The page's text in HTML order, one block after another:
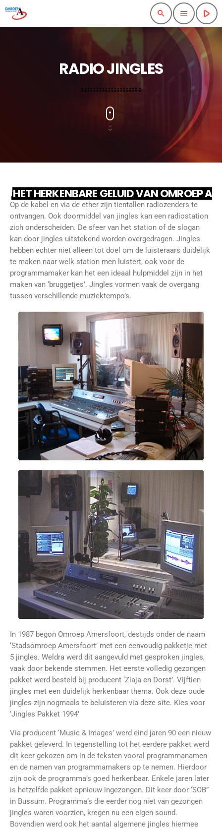
search menu play_arrow
RADIO JINGLES
HET HERKENBARE GELUID VAN OMROEP
Op de kabel en via de ether zijn tientallen radiozenders te
ontvangen. Ook doormiddel van jingles kan een radiostation
zich onderscheiden. De sfeer van het station of de slogan
kan door jingles uitstekend worden overgedragen. Jingles
hebben echter niet alleen tot doel om de luisteraars duidelijk
te maken naar welk station men luistert, ook voor de
programmamaker kan het een ideaal hulpmiddel zijn in het
maken van ‘bruggetjes’. Jingles vormen vaak de overgang
tussen verschillende muziektempo’s.
In 1987 begon Omroep Amersfoort, destijds onder de naam
‘Stadsomroep Amersfoort’ met een eenvoudig pakketje met
5 jingles. Weldra werd dit aangevuld met gesproken jingles,
vaak door bekende stemmen. Het eerste volledig gezongen
pakket werd besteld bij producent ‘Ziaja en Dorst’. Vijftien
jingles met een duidelijk herkenbaar thema. Ook deze oude
jingles zijn nogmaals te beluisteren via deze site. Kies voor
‘Jingles Pakket 1994’
Via producent ‘Music & Images’ werd eind jaren 90 een nieuw
pakket geleverd. In tegenstelling tot het eerdere pakket werd
dit keer gekozen om in de teksten vooral programmanamen
en de namen van programmamakers op te nemen. Hierdoor
zijn ook de programma’s goed herkenbaar. Enkele jaren later
is hetzelfde pakket opnieuw ingezongen. Dit keer door ‘SOB”
in Bussum. Programma’s die eerder nog niet van gezongen
jingles waren voorzien, kregen nu een eigen sound.
Bovendien werd ook het aantal algemene jingles hiermee